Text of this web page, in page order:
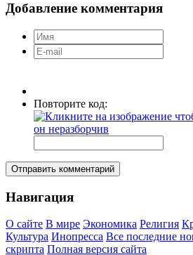
Добавление комментария
Повторите код:
Отправить комментарий
Навигация
О сайте В мире Экономика Религия
Культура Инопресса Все последние
скрипта Полная версия сайта